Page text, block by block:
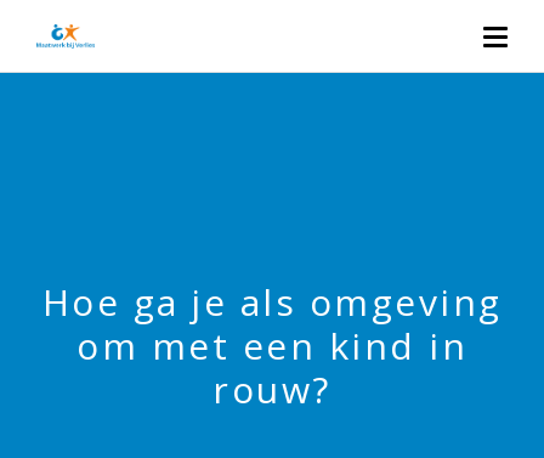
Hoe ga je als omgeving
om met een kind in
rouw?